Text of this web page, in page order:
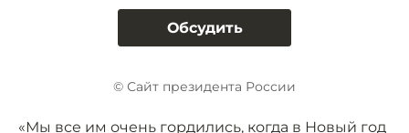
Обсудить
© Сайт президента России
«Мы все им очень гордились, когда в Новый год